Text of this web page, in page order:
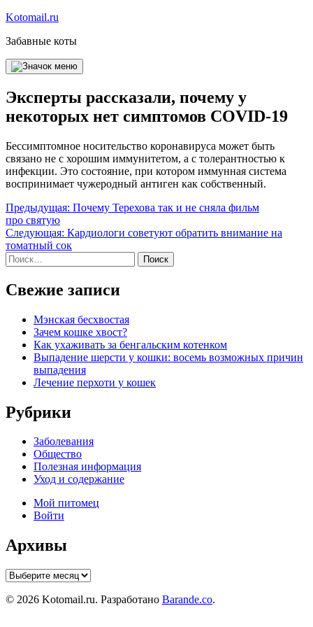
Перейти
содержимому
Kotomail.ru
Забавные коты
Эксперты рассказали, почему у
некоторых нет симптомов COVID-19
Бессимптомное носительство коронавируса может быть
связано не с хорошим иммунитетом, а с толерантностью к
инфекции. Это состояние, при котором иммунная система
воспринимает чужеродный антиген как собственный.
Навигация
по
записям
Предыдущая: Почему Терехова так и не сняла фильм
про святую
Следующая: Кардиологи советуют обратить внимание на
томатный сок
Найти:
Свежие записи
Мэнская бесхвостая
Зачем кошке хвост?
Как ухаживать за бенгальским котенком
Выпадение шерсти у кошки: восемь возможных причин
выпадения
Лечение перхоти у кошек
Рубрики
Заболевания
Общество
Полезная информация
Уход и содержание
Мой питомец
Войти
Архивы
Архивы
© 2026 Kotomail.ru. Разработано Barande.co.